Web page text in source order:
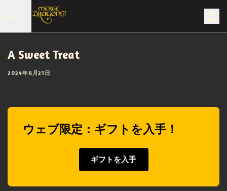
A Sweet Treat
2024年6月21日
ウェブ限定：ギフトを入手！
ギフトを入手